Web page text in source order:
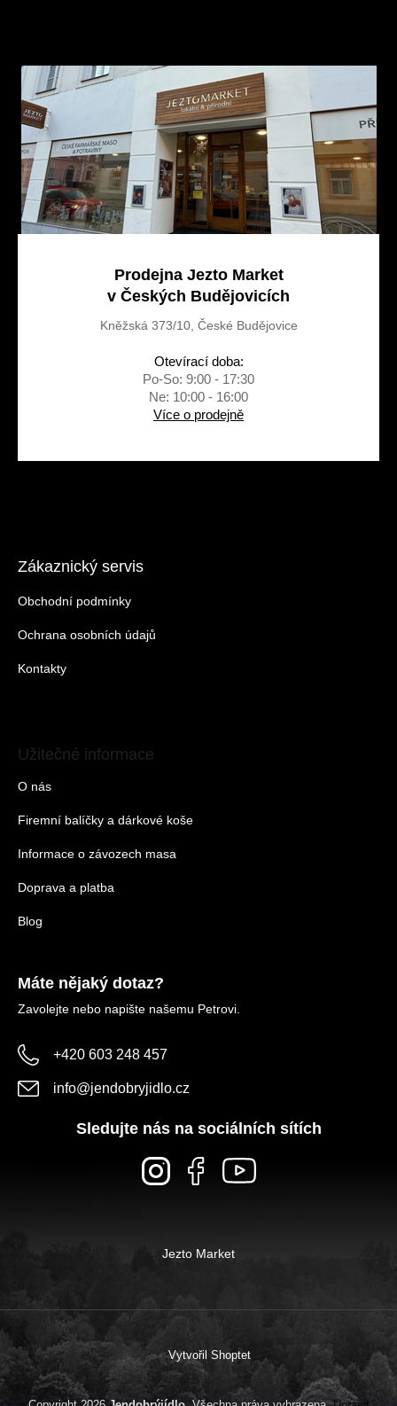
Prodejna Jezto Market
v Českých Budějovicích
Kněžská 373/10, České Budějovice
Otevírací doba:
Po-So: 9:00 - 17:30
Ne: 10:00 - 16:00
Více o prodejně
Zákaznický servis
Obchodní podmínky
Ochrana osobních údajů
Kontakty
Užitečné informace
O nás
Firemní balíčky a dárkové koše
Informace o závozech masa
Doprava a platba
Blog
Máte nějaký dotaz?
Zavolejte nebo napište našemu Petrovi.
+420 603 248 457
info@jendobryjidlo.cz
Sledujte nás na sociálních sítích
Jezto Market
Vytvořil Shoptet